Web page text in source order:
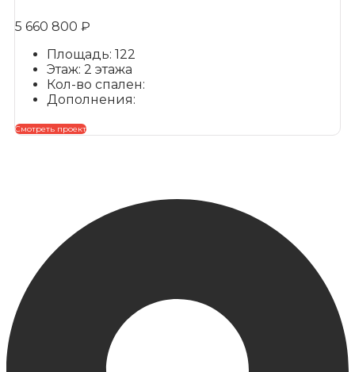
5 660 800 ₽
Площадь: 122
Этаж: 2 этажа
Кол-во спален:
Дополнения:
Смотреть проект